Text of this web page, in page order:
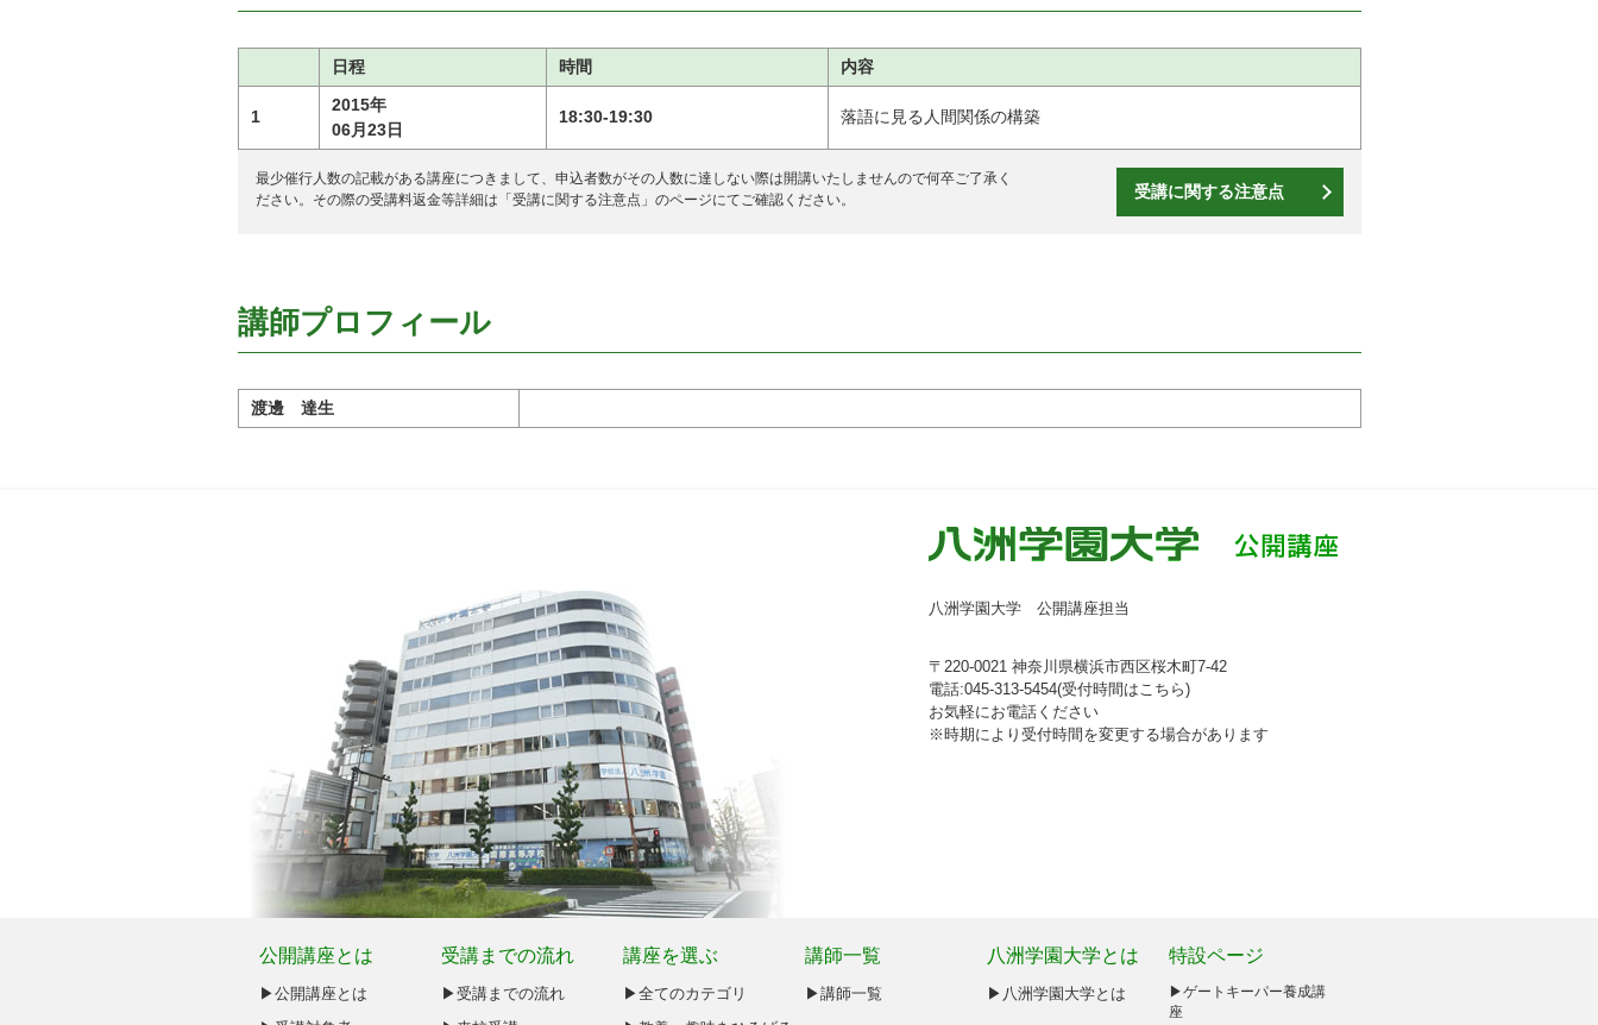
日程 時間 内容
1
2015年
06月23日
18:30-19:30 落語に見る人間関係の構築
最少催行人数の記載がある講座につきまして、申込者数がその人数に達しない際は開講いたしませんので何卒ご了承く
ださい。その際の受講料返金等詳細は「 受講に関する注意点 」のページにてご確認ください。 受講に関する注意点
講師プロフィール
渡邊 達生
八洲学園大学 公開講座担当
〒220-0021 神奈川県横浜市西区桜木町7-42
電話:045-313-5454(受付時間はこちら)
お気軽にお電話ください
※時期により受付時間を変更する場合があります
公開講座とは
▶︎公開講座とは
受講までの流れ
▶受講までの流れ
講座を選ぶ
▶全てのカテゴリ
講師一覧
▶講師一覧
八洲学園大学とは
▶八洲学園大学とは
特設ページ
▶ゲートキーパー養成講
座